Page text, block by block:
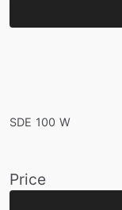
SDE 100 W
Price